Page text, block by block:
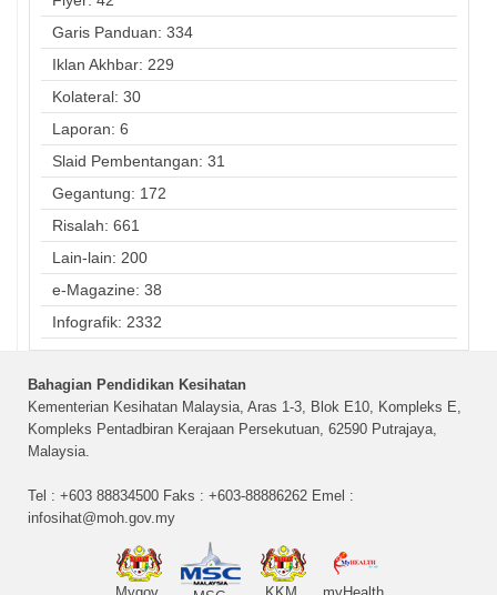
Garis Panduan: 334
Iklan Akhbar: 229
Kolateral: 30
Laporan: 6
Slaid Pembentangan: 31
Gegantung: 172
Risalah: 661
Lain-lain: 200
e-Magazine: 38
Infografik: 2332
Bahagian Pendidikan Kesihatan
Kementerian Kesihatan Malaysia, Aras 1-3, Blok E10, Kompleks E,
Kompleks Pentadbiran Kerajaan Persekutuan, 62590 Putrajaya,
Malaysia.
Tel : +603 88834500 Faks : +603-88886262 Emel :
infosihat@moh.gov.my